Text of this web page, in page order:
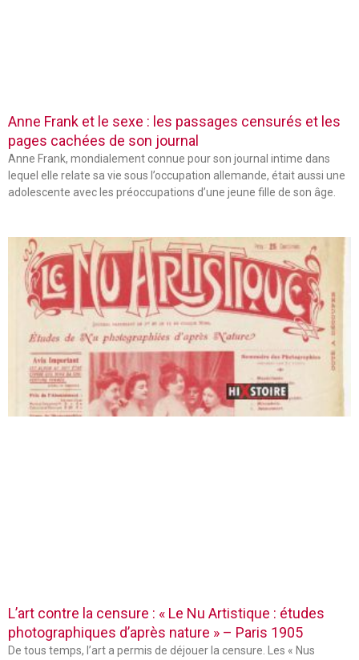
Anne Frank et le sexe : les passages censurés et les
pages cachées de son journal
Anne Frank, mondialement connue pour son journal intime dans
lequel elle relate sa vie sous l’occupation allemande, était aussi une
adolescente avec les préoccupations d’une jeune fille de son âge.
L’art contre la censure : « Le Nu Artistique : études
photographiques d’après nature » – Paris 1905
De tous temps, l’art a permis de déjouer la censure. Les « Nus